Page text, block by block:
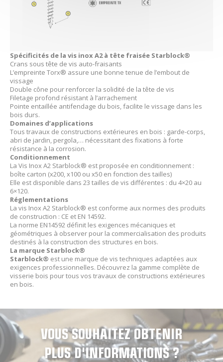
Spécificités de la vis inox A2 à tête fraisée Starblock®
Crans sous tête de vis auto-fraisants
L’empreinte Torx® assure une bonne tenue de l’embout de
vissage
Double cône pour renforcer la solidité de la tête de vis
Filetage profond résistant à l’arrachement
Pointe entaillée antifendage du bois, facilite le vissage dans les
bois durs.
Domaines d’applications
Tous travaux de constructions extérieures en bois : garde-corps,
abri de jardin, pergola,… nécessitant des fixations à forte
résistance à la corrosion.
Conditionnement
La Vis Inox A2 Starblock® est proposée en conditionnement :
boîte carton (x200, x100 ou x50 en fonction des tailles)
Elle est disponible dans 23 tailles de vis différentes : du 4×20 au
6×120.
Réglementations
La vis Inox A2 Starblock® est conforme aux normes des produits
de construction : CE et EN 14592.
La norme EN14592 définit les exigences mécaniques et
géométriques à observer pour la commercialisation des produits
destinés à la construction des structures en bois.
La marque Starblock®
Starblock® est une marque de vis techniques adaptées aux
exigences professionnelles. Découvrez la gamme complète de
visserie bois pour tous vos travaux de constructions extérieures
en bois.
VOUS SOUHAITEZ OBTENIR
PLUS D'INFORMATIONS ?